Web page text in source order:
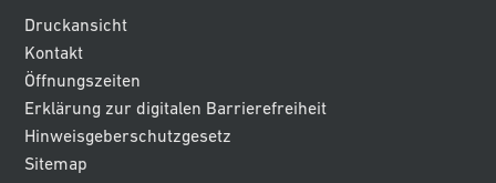
Druckansicht
Kontakt
Öffnungszeiten
Erklärung zur digitalen Barrierefreiheit
Hinweisgeberschutzgesetz
Sitemap